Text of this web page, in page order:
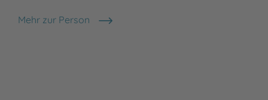
Mehr zur Person
Kim Winter